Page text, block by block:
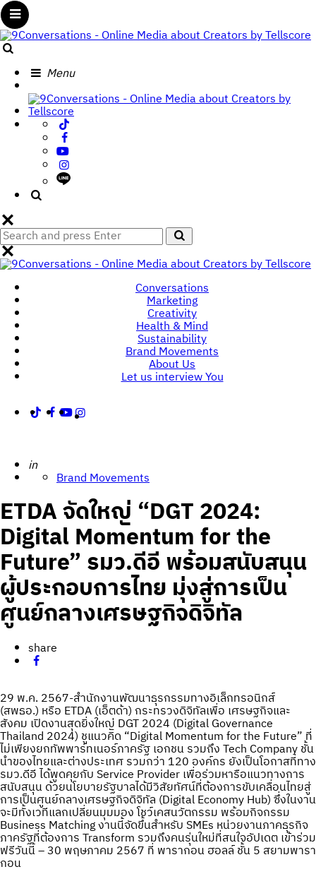
Menu
9Conversations
-
Media
about
Creators
Tellscore
Menu
Search
for:
Search
9Conversations
Online
Media
about
Creators
Tellscore
Conversations
Marketing
Creativity
Health & Mind
Sustainability
Brand Movements
About Us
Let us interview You
Posted
in
Brand Movements
ETDA จัดใหญ่ “DGT 2024:
Digital Momentum for the
Future” รมว.ดีอี พร้อมสนับสนุน
ผู้ประกอบการไทย มุ่งสู่การเป็น
ศูนย์กลางเศรษฐกิจดิจิทัล
share
29 พ.ค. 2567-สำนักงานพัฒนาธุรกรรมทางอิเล็กทรอนิกส์
(สพธอ.) หรือ ETDA (เอ็ตด้า) กระทรวงดิจิทัลเพื่อ เศรษฐกิจและ
สังคม เปิดงานสุดยิ่งใหญ่ DGT 2024 (Digital Governance
Thailand 2024) ชูแนวคิด “Digital Momentum for the Future” ที่
ไม่เพียงยกทัพพาร์ทเนอร์ภาครัฐ เอกชน รวมถึง Tech Company ชั้น
นำของไทยและต่างประเทศ รวมกว่า 120 องค์กร ยังเป็นโอกาสที่ทาง
รมว.ดีอี ได้พูดคุยกับ Service Provider เพื่อร่วมหารือแนวทางการ
สนับสนุน ด้วยนโยบายรัฐบาลได้มีวิสัยทัศน์ที่ต้องการขับเคลื่อนไทยสู่
การเป็นศูนย์กลางเศรษฐกิจดิจิทัล (Digital Economy Hub) ซึ่งในงาน
จะมีทั้งเวทีแลกเปลี่ยนมุมมอง โชว์เคสนวัตกรรม พร้อมกิจกรรม
Business Matching งานนี้จัดขึ้นสำหรับ SMEs หน่วยงานภาคธุรกิจ
ภาครัฐที่ต้องการ Transform รวมถึงคนรุ่นใหม่ที่สนใจอัปเดต เข้าร่วม
ฟรีวันนี้ – 30 พฤษภาคม 2567 ที่ พารากอน ฮอลล์ ชั้น 5 สยามพารา
กอน